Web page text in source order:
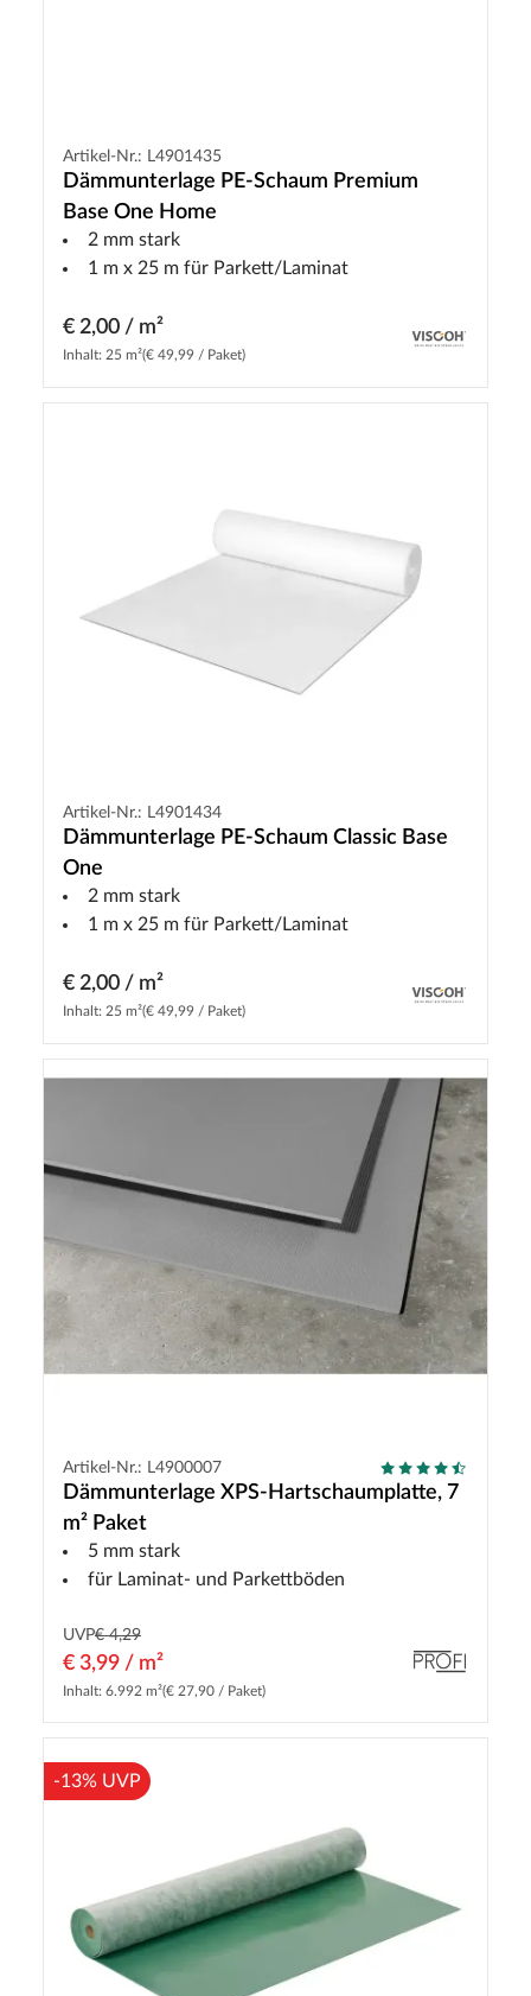
Artikel-Nr.: L4901435
Dämmunterlage PE-Schaum Premium
Base One Home
2 mm stark
1 m x 25 m für Parkett/Laminat
€ 2,00 / m²
Inhalt: 25 m²(€ 49,99 / Paket)
Artikel-Nr.: L4901434
Dämmunterlage PE-Schaum Classic Base
One
2 mm stark
1 m x 25 m für Parkett/Laminat
€ 2,00 / m²
Inhalt: 25 m²(€ 49,99 / Paket)
Artikel-Nr.: L4900007
Dämmunterlage XPS-Hartschaumplatte, 7
m² Paket
5 mm stark
für Laminat- und Parkettböden
UVP€ 4,29
€ 3,99 / m²
Inhalt: 6.992 m²(€ 27,90 / Paket)
-13% UVP